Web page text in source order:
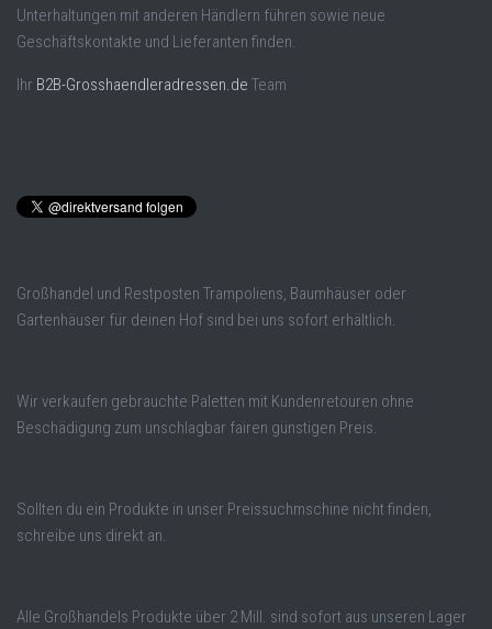
Unterhaltungen mit anderen Händlern führen sowie neue
Geschäftskontakte und Lieferanten finden.
Ihr B2B-Grosshaendleradressen.de Team
Großhandel und Restposten Trampoliens, Baumhäuser oder
Gartenhäuser für deinen Hof sind bei uns sofort erhältlich.
Wir verkaufen gebrauchte Paletten mit Kundenretouren ohne
Beschädigung zum unschlagbar fairen günstigen Preis.
Sollten du ein Produkte in unser Preissuchmschine nicht finden,
schreibe uns direkt an.
Alle Großhandels Produkte über 2 Mill. sind sofort aus unseren Lager